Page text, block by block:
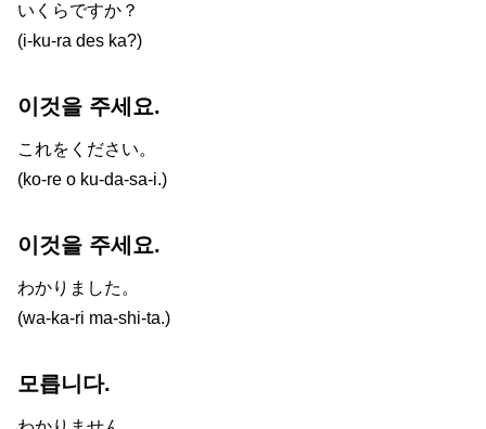
いくらですか？
(i-ku-ra des ka?)
이것을 주세요.
これをください。
(ko-re o ku-da-sa-i.)
이것을 주세요.
わかりました。
(wa-ka-ri ma-shi-ta.)
모릅니다.